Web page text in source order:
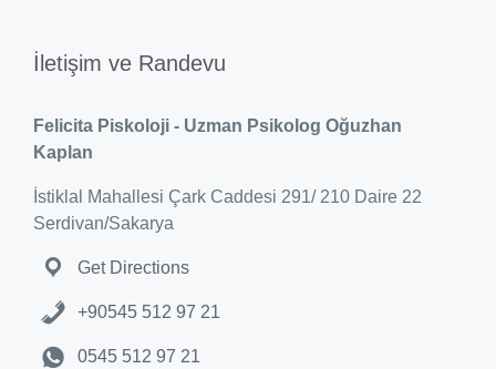
İletişim ve Randevu
Felicita Piskoloji - Uzman Psikolog Oğuzhan
Kaplan
İstiklal Mahallesi Çark Caddesi 291/ 210 Daire 22
Serdivan/Sakarya
Get Directions
+90545 512 97 21
0545 512 97 21